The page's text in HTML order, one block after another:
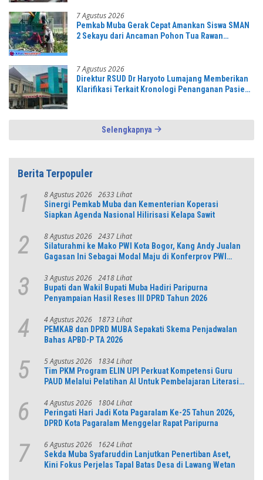
7 Agustus 2026
Pemkab Muba Gerak Cepat Amankan Siswa SMAN
2 Sekayu dari Ancaman Pohon Tua Rawan
7 Agustus 2026
Direktur RSUD Dr Haryoto Lumajang Memberikan
Klarifikasi Terkait Kronologi Penanganan Pasien
Selengkapnya
Berita Terpopuler
1 8 Agustus 2026 2633 Lihat
Sinergi Pemkab Muba dan Kementerian Koperasi
Siapkan Agenda Nasional Hilirisasi Kelapa Sawit
2 8 Agustus 2026 2437 Lihat
Silaturahmi ke Mako PWI Kota Bogor, Kang Andy Jualan
Gagasan Ini Sebagai Modal Maju di Konferprov PWI
3 3 Agustus 2026 2418 Lihat
Bupati dan Wakil Bupati Muba Hadiri Paripurna
Penyampaian Hasil Reses III DPRD Tahun 2026
4 4 Agustus 2026 1873 Lihat
PEMKAB dan DPRD MUBA Sepakati Skema Penjadwalan
Bahas APBD-P TA 2026
5 5 Agustus 2026 1834 Lihat
Tim PKM Program ELIN UPI Perkuat Kompetensi Guru
PAUD Melalui Pelatihan AI Untuk Pembelajaran Literasi
6 4 Agustus 2026 1804 Lihat
Peringati Hari Jadi Kota Pagaralam Ke-25 Tahun 2026,
DPRD Kota Pagaralam Menggelar Rapat Paripurna
7 6 Agustus 2026 1624 Lihat
Sekda Muba Syafaruddin Lanjutkan Penertiban Aset,
Kini Fokus Perjelas Tapal Batas Desa di Lawang Wetan